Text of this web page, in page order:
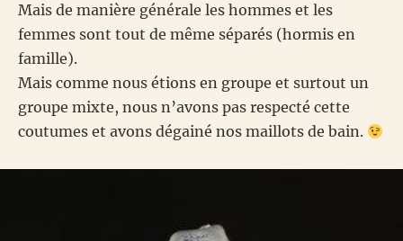
Mais de manière générale les hommes et les
femmes sont tout de même séparés (hormis en
famille).
Mais comme nous étions en groupe et surtout un
groupe mixte, nous n’avons pas respecté cette
coutumes et avons dégainé nos maillots de bain.